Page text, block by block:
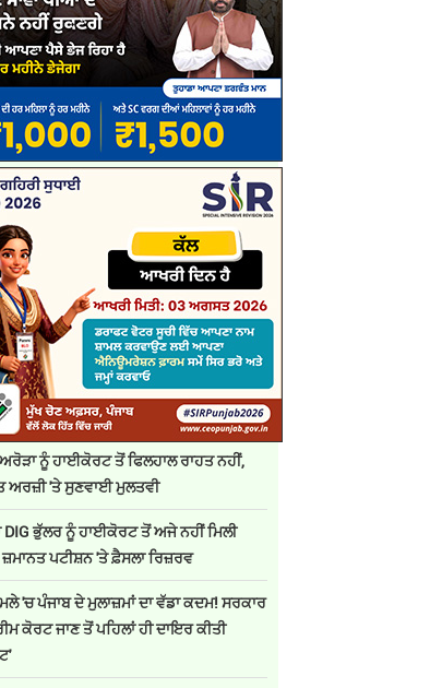
ਨੂੰ ਹਾਈਕੋਰਟ ਤੋਂ ਫਿਲਹਾਲ ਰਾਹਤ ਨਹੀਂ,
ਅਰਜ਼ੀ 'ਤੇ ਸੁਣਵਾਈ ਮੁਲਤਵੀ
DIG ਭੁੱਲਰ ਨੂੰ ਹਾਈਕੋਰਟ ਤੋਂ ਅਜੇ ਨਹੀਂ ਮਿਲੀ
ਪਟੀਸ਼ਨ 'ਤੇ ਫ਼ੈਸਲਾ ਰਿਜ਼ਰਵ
'ਚ ਪੰਜਾਬ ਦੇ ਮੁਲਾਜ਼ਮਾਂ ਦਾ ਵੱਡਾ ਕਦਮ! ਸਰਕਾਰ
ਕੋਰਟ ਜਾਣ ਤੋਂ ਪਹਿਲਾਂ ਹੀ ਦਾਇਰ ਕੀਤੀ